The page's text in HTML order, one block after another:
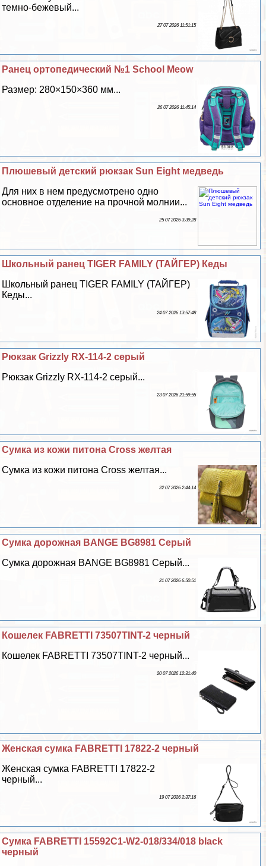
темно-бежевый...
27 07 2026 11:51:15
Ранец ортопедический №1 School Meow
Размер: 280×150×360 мм...
26 07 2026 11:45:14
Плюшевый детский рюкзак Sun Eight медведь
Для них в нем предусмотрено одно
основное отделение на прочной молнии...
25 07 2026 3:39:28
Школьный ранец TIGER FAMILY (ТАЙГЕР) Кеды
Школьный ранец TIGER FAMILY (ТАЙГЕР)
Кеды...
24 07 2026 13:57:48
Рюкзак Grizzly RX-114-2 серый
Рюкзак Grizzly RX-114-2 серый...
23 07 2026 21:59:55
Сумка из кожи питона Cross желтая
Сумка из кожи питона Cross желтая...
22 07 2026 2:44:14
Сумка дорожная BANGE BG8981 Серый
Сумка дорожная BANGE BG8981 Серый...
21 07 2026 6:50:51
Кошелек FABRETTI 73507TINT-2 черный
Кошелек FABRETTI 73507TINT-2 черный...
20 07 2026 12:31:40
Женская сумка FABRETTI 17822-2 черный
Женская сумка FABRETTI 17822-2
черный...
19 07 2026 2:37:16
Сумка FABRETTI 15592C1-W2-018/334/018 black
черный